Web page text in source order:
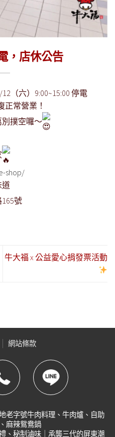
，店休公告
（六）9:00~15:00 停電
正常營業！
撲空囉～
shop/
道​
號
牛大福 x 公益愛心捐發票活動
網站條款
老字號牛肉料理、牛肉爐、自助
麻辣鴛鴦鍋
、秘制滷味｜承襲三代的屏東潮